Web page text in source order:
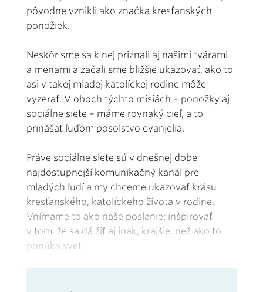
pôvodne vznikli ako značka kresťanských
ponožiek.
Neskôr sme sa k nej priznali aj našimi tvárami
a menami a začali sme bližšie ukazovať, ako to
asi v takej mladej katolíckej rodine môže
vyzerať. V oboch týchto misiách – ponožky aj
sociálne siete – máme rovnaký cieľ, a to
prinášať ľuďom posolstvo evanjelia.
Práve sociálne siete sú v dnešnej dobe
najdostupnejší komunikačný kanál pre
mladých ľudí a my chceme ukazovať krásu
kresťanského, katolíckeho života v rodine.
Vnímame to ako naše poslanie: inšpirovať
v tom, že sa dá žiť aj inak, krajšie, než ako to
ponúka svet.